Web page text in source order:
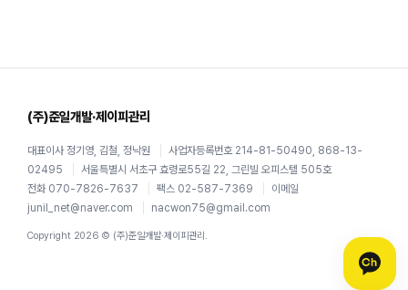
(주)준일개발·제이피관리
대표이사 정기영, 김철, 정낙원
사업자등록번호 214-81-50490, 868-13-
02495
서울특별시 서초구 효령로55길 22, 그린빌 오피스텔 505호
전화 070-7826-7637 팩스 02-587-7369
이메일
junil_net@naver.com
nacwon75@gmail.com
Copyright 2026 © (주)준일개발·제이피관리.